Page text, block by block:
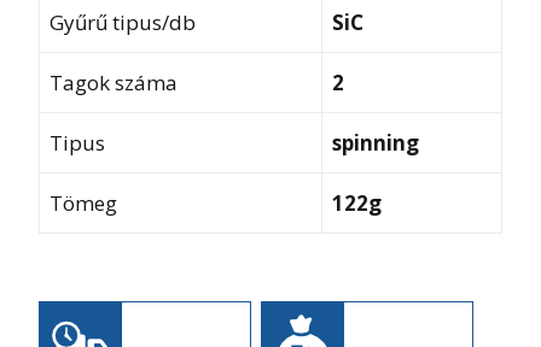
Gyűrű tipus/db SiC
Tagok száma 2
Tipus spinning
Tömeg 122g